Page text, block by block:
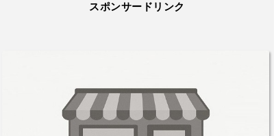
スポンサードリンク